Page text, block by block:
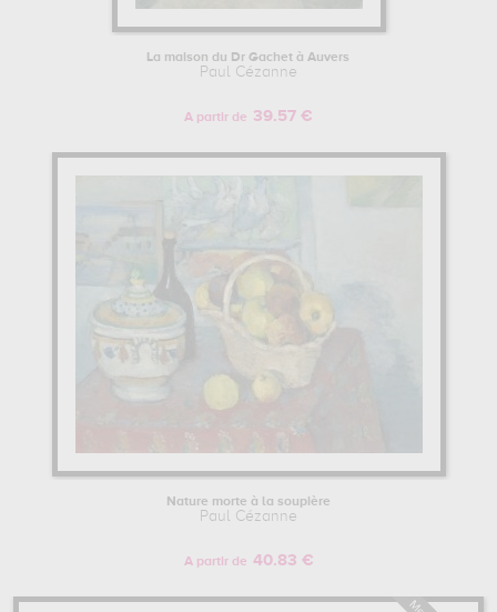
La maison du Dr Gachet à Auvers
Paul Cézanne
A partir de 39.57 €
Nature morte à la soupière
Paul Cézanne
A partir de 40.83 €